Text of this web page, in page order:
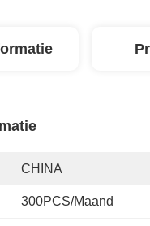
CHINA
300PCS/maand